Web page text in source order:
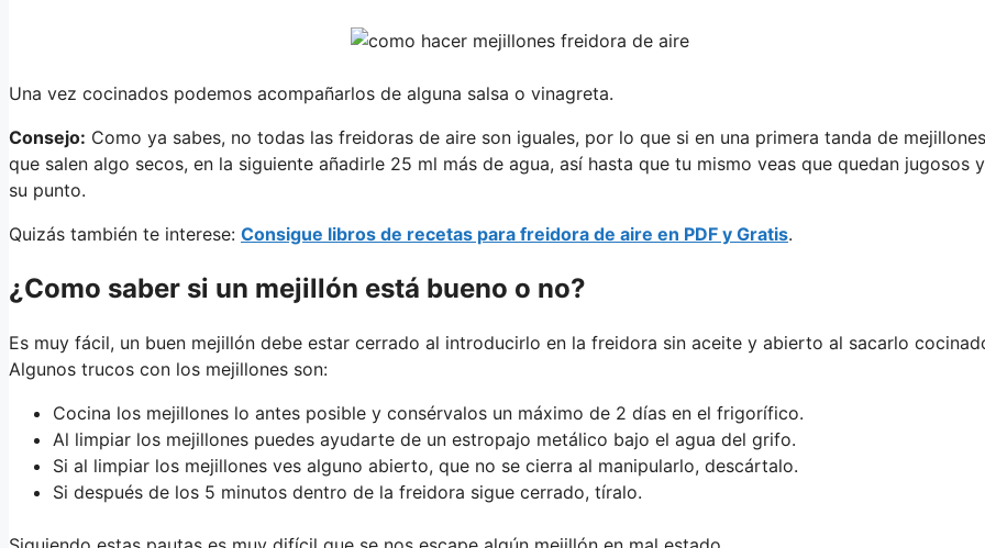
Una vez cocinados podemos acompañarlos de alguna salsa o vinagreta.
Consejo: Como ya sabes, no todas las freidoras de aire son iguales, por lo que si en una primera tanda de
que salen algo secos, en la siguiente añadirle 25 ml más de agua, así hasta que tu mismo veas que quedan jugosos
su punto.
Quizás también te interese: Consigue libros de recetas para freidora de aire en PDF y Gratis.
¿Como saber si un mejillón está bueno o no?
Es muy fácil, un buen mejillón debe estar cerrado al introducirlo en la freidora sin aceite y abierto al sacarlo
Algunos trucos con los mejillones son:
Cocina los mejillones lo antes posible y consérvalos un máximo de 2 días en el frigorífico.
Al limpiar los mejillones puedes ayudarte de un estropajo metálico bajo el agua del grifo.
Si al limpiar los mejillones ves alguno abierto, que no se cierra al manipularlo, descártalo.
Si después de los 5 minutos dentro de la freidora sigue cerrado, tíralo.